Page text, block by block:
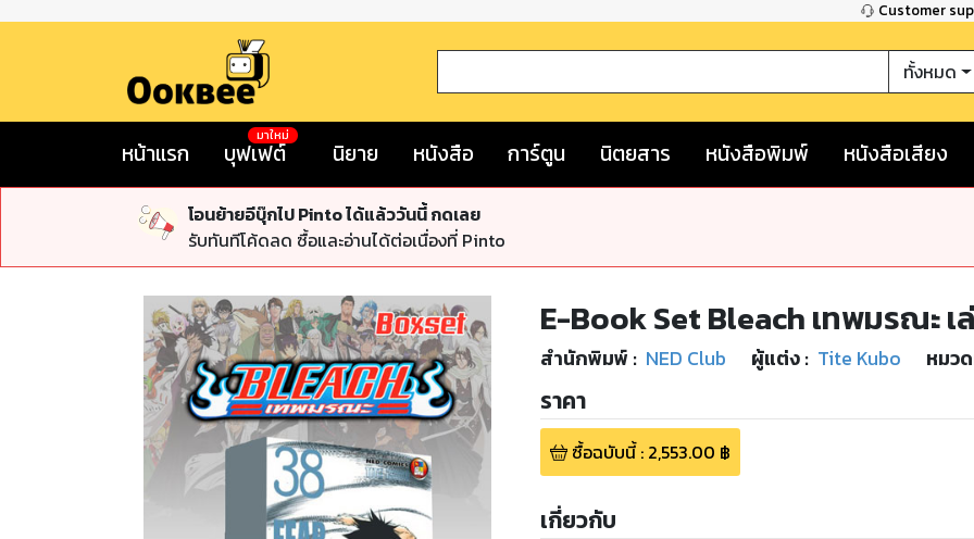
Customer
ทั้งหมด
หน้าแรก บุฟเฟต์
มาใหม่
นิยาย หนังสือ การ์ตูน นิตยสาร หนังสือพิมพ์ หนังสือเสียง
โอนย้ายอีบุ๊กไป Pinto ได้แล้ววันนี้ กดเลย
รับทันทีโค้ดลด ซื้อและอ่านได้ต่อเนื่องที่ Pinto
E-Book Set Bleach เทพมรณะ เ
สำนักพิมพ์ : NED Club ผู้แต่ง : Tite Kubo หมว
ราคา
ซื้อฉบับนี้: 2,553.00 ฿
เกี่ยวกับ